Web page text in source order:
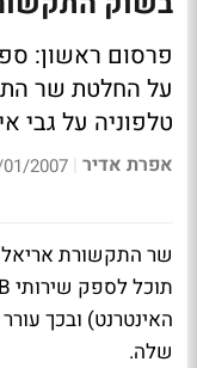
פרסום ראשון:
על החלטת שר
טלפוניה על גבי
אפרת אדיר |
2007 17:09
שר התקשורת אריאל
האינטרנט) ובכך
שלה.